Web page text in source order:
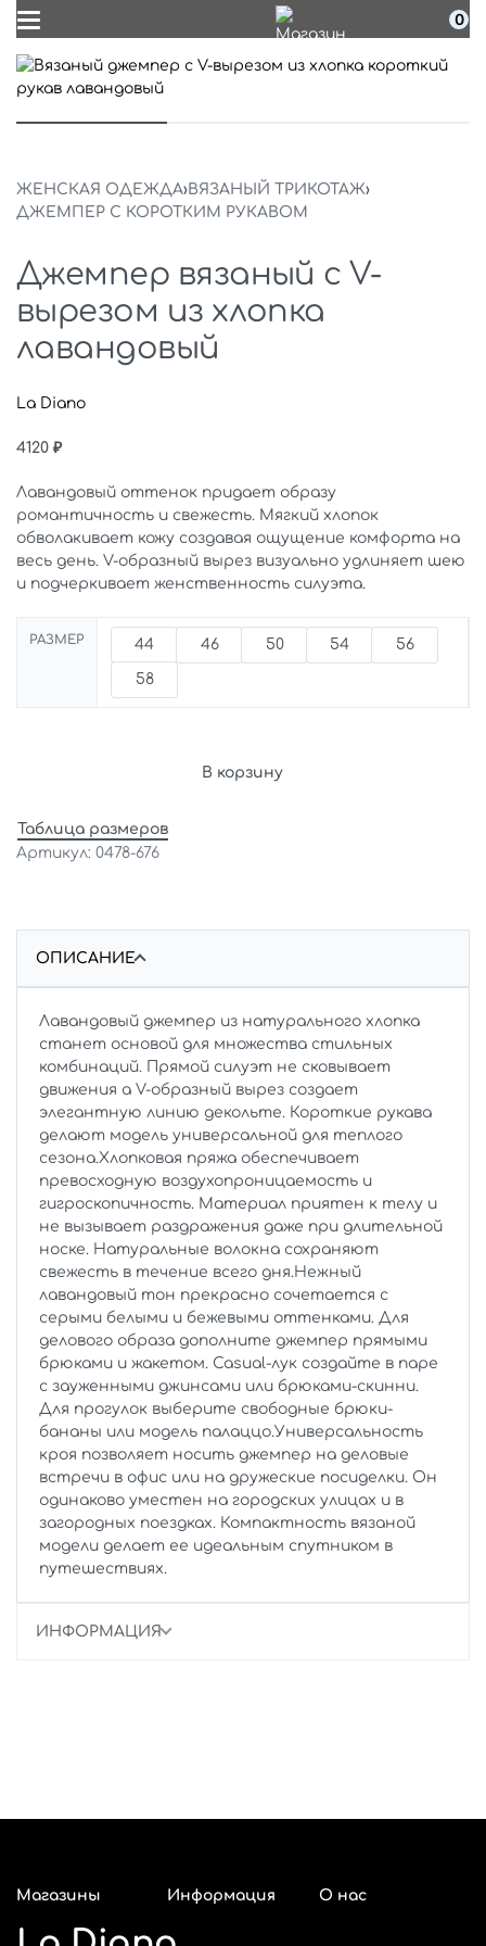
0
ЖЕНСКАЯ ОДЕЖДА›ВЯЗАНЫЙ ТРИКОТАЖ›
ДЖЕМПЕР С КОРОТКИМ РУКАВОМ
Джемпер вязаный с V-
вырезом из хлопка
лавандовый
La Diano
4120 ₽
Лавандовый оттенок придает образу
романтичность и свежесть. Мягкий хлопок
обволакивает кожу создавая ощущение комфорта на
весь день. V-образный вырез визуально удлиняет шею
и подчеркивает женственность силуэта.
РАЗМЕР 44 46 50 54 56
58
В корзину
Таблица размеров
0478-676
ОПИСАНИЕ
Лавандовый джемпер из натурального хлопка
станет основой для множества стильных
комбинаций. Прямой силуэт не сковывает
движения а V-образный вырез создает
элегантную линию декольте. Короткие рукава
делают модель универсальной для теплого
сезона.Хлопковая пряжа обеспечивает
превосходную воздухопроницаемость и
гигроскопичность. Материал приятен к телу и
не вызывает раздражения даже при длительной
носке. Натуральные волокна сохраняют
свежесть в течение всего дня.Нежный
лавандовый тон прекрасно сочетается с
серыми белыми и бежевыми оттенками. Для
делового образа дополните джемпер прямыми
брюками и жакетом. Casual-лук создайте в паре
с зауженными джинсами или брюками-скинни.
Для прогулок выберите свободные брюки-
бананы или модель палаццо.Универсальность
кроя позволяет носить джемпер на деловые
встречи в офис или на дружеские посиделки. Он
одинаково уместен на городских улицах и в
загородных поездках. Компактность вязаной
модели делает ее идеальным спутником в
путешествиях.
ИНФОРМАЦИЯ
Магазины
Адреса
Красноярск
Информация
Оплата и
О нас